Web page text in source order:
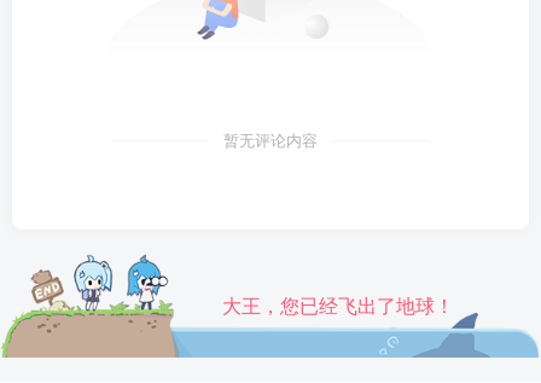
暂无评论内容
大王，您已经飞出了地球！